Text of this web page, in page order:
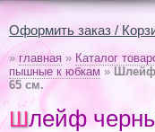
Оформить заказ /
» главная » Каталог
пышные к юбкам » Шлейф
65 см.
Шлейф черный с розовой